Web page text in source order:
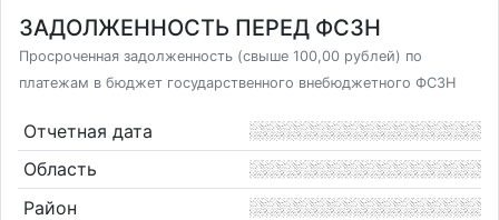
ЗАДОЛЖЕННОСТЬ ПЕРЕД ФСЗН
Просроченная задолженность (свыше 100,00 рублей) по
платежам в бюджет государственного внебюджетного ФСЗН
Отчетная дата
Область
Район